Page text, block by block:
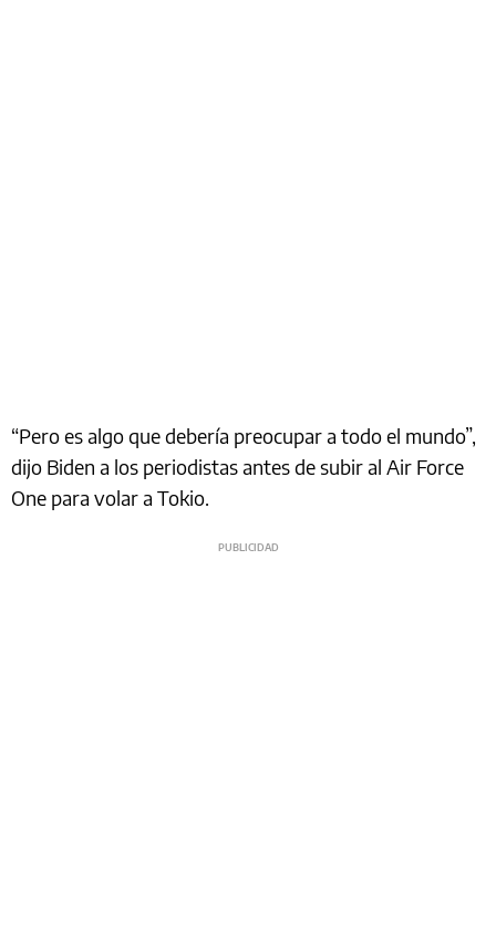
“Pero es algo que debería preocupar a todo el mundo”,
dijo Biden a los periodistas antes de subir al Air Force
One para volar a Tokio.